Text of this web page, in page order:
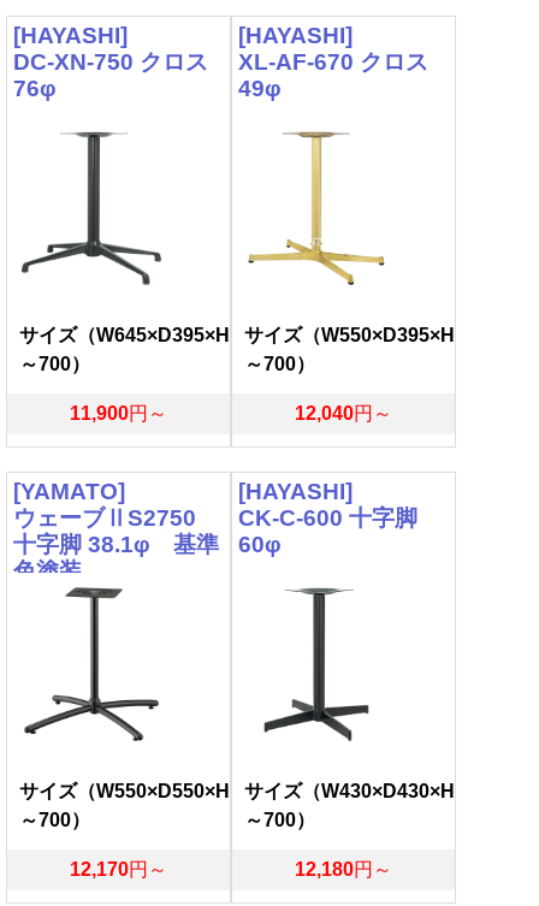
[HAYASHI]
DC-XN-750 クロス
76φ
サイズ（W645×D395×H
～700）
11,900円～
[HAYASHI]
XL-AF-670 クロス
49φ
サイズ（W550×D395×H
～700）
12,040円～
[YAMATO]
ウェーブⅡS2750
十字脚 38.1φ 基準
色塗装
サイズ（W550×D550×H
～700）
12,170円～
[HAYASHI]
CK-C-600 十字脚
60φ
サイズ（W430×D430×H
～700）
12,180円～